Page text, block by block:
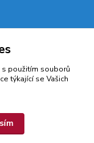
s použitím souborů
týkající se Vašich